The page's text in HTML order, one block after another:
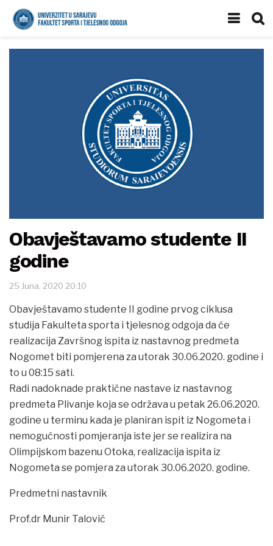
Obavještavamo studente II
godine
25 Juna, 2020 20:10
Obavještavamo studente II godine prvog ciklusa
studija Fakulteta sporta i tjelesnog odgoja da će
realizacija Završnog ispita iz nastavnog predmeta
Nogomet biti pomjerena za utorak 30.06.2020. godine i
to u 08:15 sati.
Radi nadoknade praktične nastave iz nastavnog
predmeta Plivanje koja se održava u petak 26.06.2020.
godine u terminu kada je planiran ispit iz Nogometa i
nemogućnosti pomjeranja iste jer se realizira na
Olimpijskom bazenu Otoka, realizacija ispita iz
Nogometa se pomjera za utorak 30.06.2020. godine.
Predmetni nastavnik
Prof.dr Munir Talović